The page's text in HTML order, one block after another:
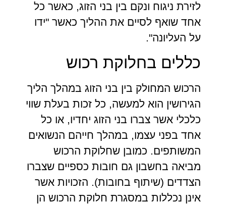
לזירת ניגוח ונקם בין בני הזוג, כאשר כל
אחד שואף לסיים את ההליך כאשר "ידו
על העליונה".
כללים בחלוקת רכוש
הרכוש המחולק בין בני הזוג במהלך הליך
הגירושין הוא למעשה, כל זכות בעלת שווי
כלכלי אשר צברו בני הזוג יחדיו, או כל
אחד בפני עצמו, במהלך חייהם הנשואים
המשותפים. כמובן שחלוקת הרכוש
מביאה בחשבון גם חובות כספיים שצברו
הצדדים (שיתוף בחובות). הזכויות אשר
אינן נכללות במסגרת חלוקת הרכוש הן